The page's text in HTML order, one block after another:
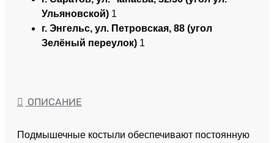
Ульяновской) 1
г. Энгельс, ул. Петровская, 88 (угол
Зелёный переулок) 1
ОПИСАНИЕ
Подмышечные костыли обеспечивают постоянную